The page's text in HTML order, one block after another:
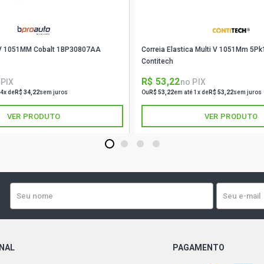
DIESEL
CARGO
6.6 DIESEL
CARGO
(1985 -
1051MM Cobalt 1BP30807AA
deR$ 34,22sem juros
VER PRODUTO
Correia Elastica Multi V 1051Mm
Contitech
R$ 53,22no PIX
Ou R$ 53,22em até 1x deR$ 53,22sem juros
VER PRODUTO
1 2 3 4
PAGAMENTO